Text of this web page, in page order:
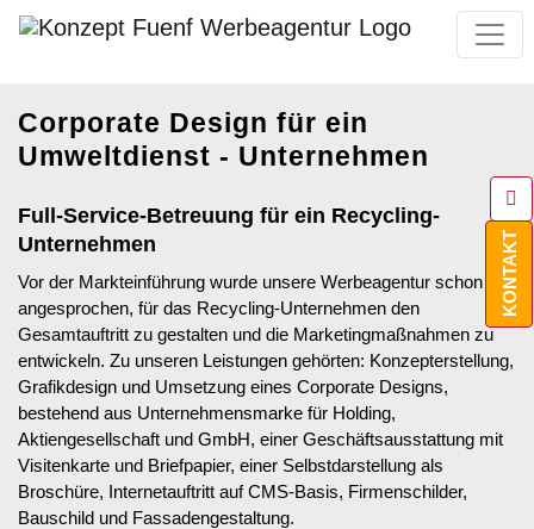
KONTAKT
Corporate Design für ein
Umweltdienst - Unternehmen
Full-Service-Betreuung für ein Recycling-
Unternehmen
Vor der Markteinführung wurde unsere Werbeagentur schon
angesprochen, für das Recycling-Unternehmen den
Gesamtauftritt zu gestalten und die Marketingmaßnahmen zu
entwickeln. Zu unseren Leistungen gehörten: Konzepterstellung,
Grafikdesign und Umsetzung eines Corporate Designs,
bestehend aus Unternehmensmarke für Holding,
Aktiengesellschaft und GmbH, einer Geschäftsausstattung mit
Visitenkarte und Briefpapier, einer Selbstdarstellung als
Broschüre, Internetauftritt auf CMS-Basis, Firmenschilder,
Bauschild und Fassadengestaltung.